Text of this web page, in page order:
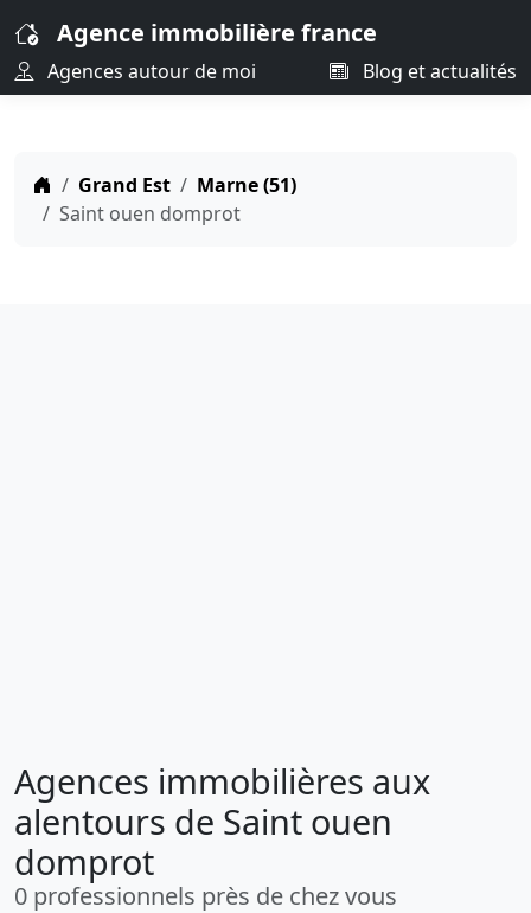
Agence immobilière france
Agences autour de moi Blog et actualités
Grand Est
Marne (51)
Saint ouen domprot
Agences immobilières aux
alentours de Saint ouen
domprot
0 professionnels près de chez vous